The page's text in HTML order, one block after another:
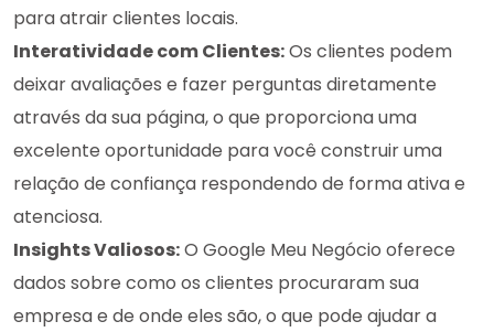
para atrair clientes locais.
Interatividade com Clientes:Os clientes podem
deixar avaliações e fazer perguntas diretamente
através da sua página, o que proporciona uma
excelente oportunidade para você construir uma
relação de confiança respondendo de forma ativa e
atenciosa.
Insights Valiosos:O Google Meu Negócio oferece
dados sobre como os clientes procuraram sua
empresa e de onde eles são, o que pode ajudar a